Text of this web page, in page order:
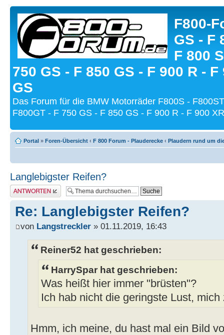
F800-
GS - F
F 800
750 GS - F 850 GS - F 900 R - F
GS
Das Forum für die BMW Motorräder F800S -
F800GT - F 750 GS - F 850 GS - F 900 R - F 900
Portal » Foren-Übersicht ‹ F 800 Forum - Plauderecke ‹ Plaudern rund um die
Langlebigster Reifen?
Antwort schreiben
Re: Langlebigster Reifen?
von Langstreckler » 01.11.2019, 16:43
Reiner52 hat geschrieben:
HarrySpar hat geschrieben:
Was heißt hier immer "brüsten"?
Ich hab nicht die geringste Lust,
Hmm, ich meine, du hast mal ein Bild